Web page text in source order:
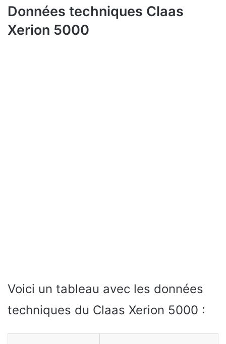
Données techniques Claas
Xerion 5000
Voici un tableau avec les données
techniques du Claas Xerion 5000 :